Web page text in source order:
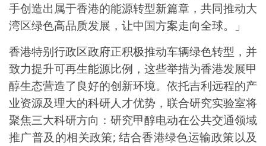
手创造出属于香港的能源转型新篇章，共同推动大
湾区绿色高品质发展，让中国方案走向全球。」
香港特别行政区政府正积极推动车辆绿色转型，并
致力提升可再生能源比例，这些举措为香港发展甲
醇生态营造了良好的创新环境。依托吉利远程的产
业资源及理大的科研人才优势，联合研究实验室将
聚焦三大科研方向：研究甲醇电动在公共交通领域
推广普及的相关政策;结合香港绿色运输政策以及